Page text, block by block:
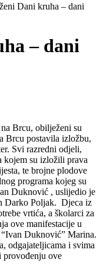
Dani kruha – dani
– dani
Brcu, obilježeni su
Brcu postavila izložbu,
Svi razredni odjeli,
kojem su izložili prava
te brojne plodove
programa kojeg su
Duknović , uslijedio je
Darko Poljak. Djeca iz
vrtića, a školarci za
ove manifestacije u
Duknović” Marina.
odgajateljicama i svima
provođenju ove